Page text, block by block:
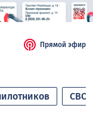
Прямой эфир
СВО